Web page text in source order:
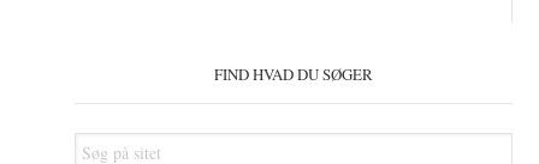
FIND HVAD DU SØGER
Søg